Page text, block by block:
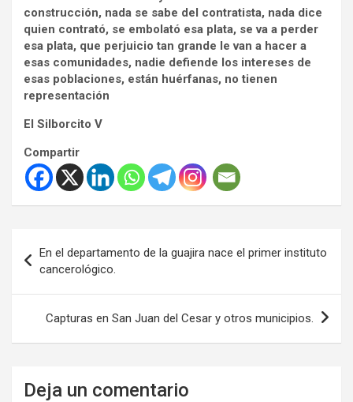
construcción, nada se sabe del contratista, nada dice
quien contrató, se embolató esa plata, se va a perder
esa plata, que perjuicio tan grande le van a hacer a
esas comunidades, nadie defiende los intereses de
esas poblaciones, están huérfanas, no tienen
representación
El Silborcito V
Compartir
de
entradas
En el departamento de la guajira nace el primer instituto
cancerológico.
Capturas en San Juan del Cesar y otros municipios.
Deja un comentario